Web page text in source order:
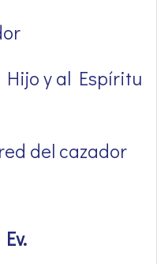
y al Espíritu
del cazador